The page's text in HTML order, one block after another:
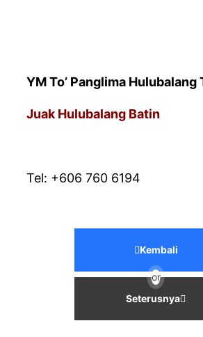
YM To’ Panglima Hulubalang
Juak Hulubalang Batin
Tel: +606 760 6194
Kembali
or
Seterusnya